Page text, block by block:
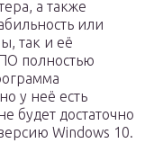
а также
или
так и её
полностью
у неё есть
будет достаточно
Windows 10.